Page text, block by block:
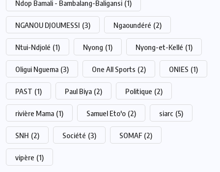
Ndop Bamali - Bambalang-Baligansi (1)
NGANOU DJOUMESSI (3) Ngaoundéré (2)
Ntui-Ndjolé (1) Nyong (1) Nyong-et-Kellé (1)
Oligui Nguema (3) One All Sports (2) ONIES (1)
PAST (1) Paul Biya (2) Politique (2)
rivière Mama (1) Samuel Eto'o (2) siarc (5)
SNH (2) Société (3) SOMAF (2)
vipère (1)